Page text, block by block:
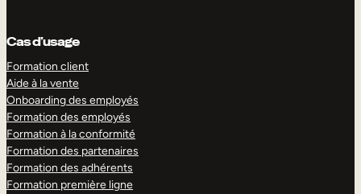
Cas d’usage
Formation client
Aide à la vente
Onboarding des employés
Formation des employés
Formation à la conformité
Formation des partenaires
Formation des adhérents
Formation première ligne